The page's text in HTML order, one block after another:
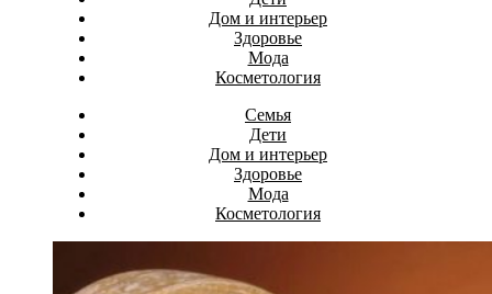
Дом и интерьер
Здоровье
Мода
Косметология
Семья
Дети
Дом и интерьер
Здоровье
Мода
Косметология